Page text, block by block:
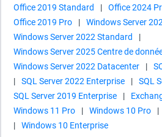
Office 2019 Standard
| Office 2024
Office 2019 Pro
| Windows Server
Windows Server 2022 Standard
|
Windows Server 2025 Centre de
Windows Server 2022 Datacenter
|
|
SQL Server 2022 Enterprise | SQL
SQL Server 2019 Enterprise
|
Windows 11 Pro
| Windows 10 Pro |
|
Windows 10 Enterprise